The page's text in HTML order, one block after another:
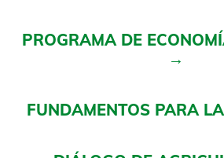
PROGRAMA DE
→
FUNDAMENTOS PARA